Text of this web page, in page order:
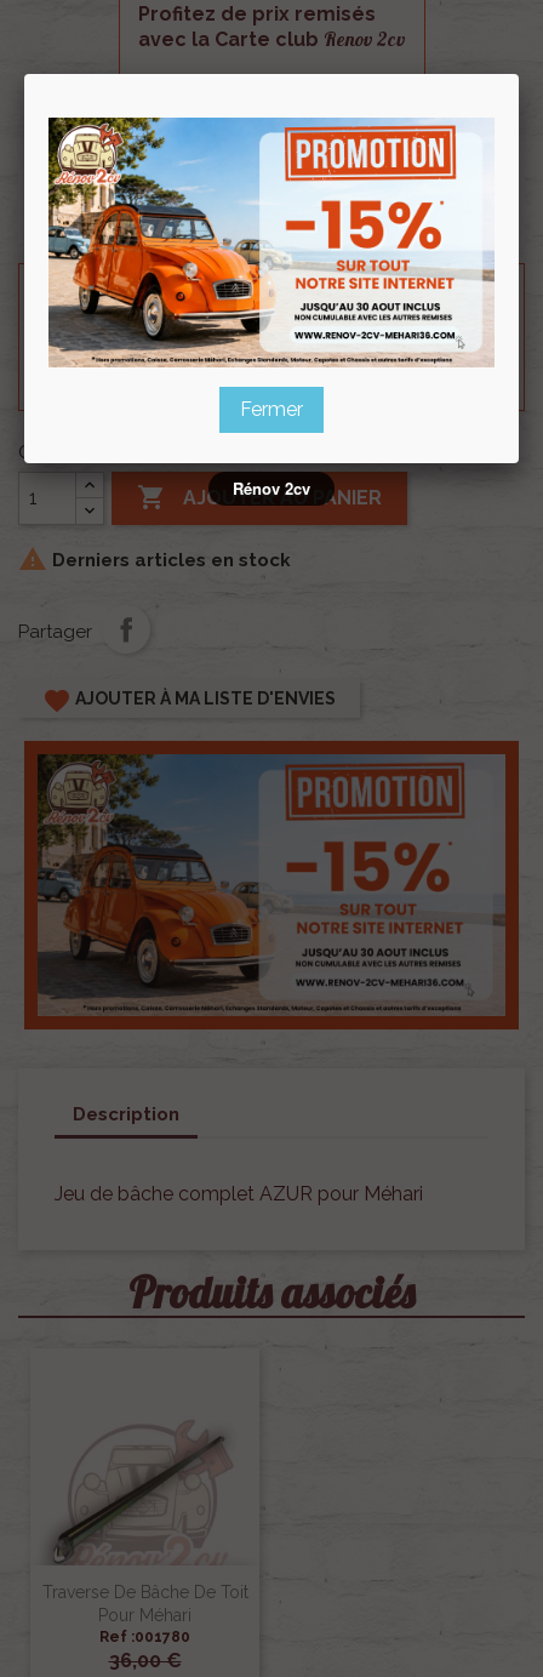
Profitez de prix remisés
avec la Carte club Renov 2cv
au clubRenov 2cv
Jeu de bâche complet AZUR pour Méhari.
Besoin d'un renseignement technique sur le produit
? N'hésitez pas à contacter notre service
technique au0254 277 154ou par mail à
renov2cv.technique@gmail.com.
Quantité
 AJOUTER AU PANIER
 Derniers articles en stock
Partager
favorite AJOUTER À MA LISTE D'ENVIES
Description
Jeu de bâche complet AZUR pour Méhari
Produits associés
Traverse De Bâche De Toit
Pour Méhari
Ref :001780
36,00 €
Fermer
Rénov 2cv